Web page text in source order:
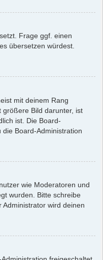
Frage ggf. einen
übersetzen würdest.
mit deinem Rang
größere Bild darunter, ist
ist. Die Board-
Board-Administration
wie Moderatoren und
wurden. Bitte schreibe
wird deinen